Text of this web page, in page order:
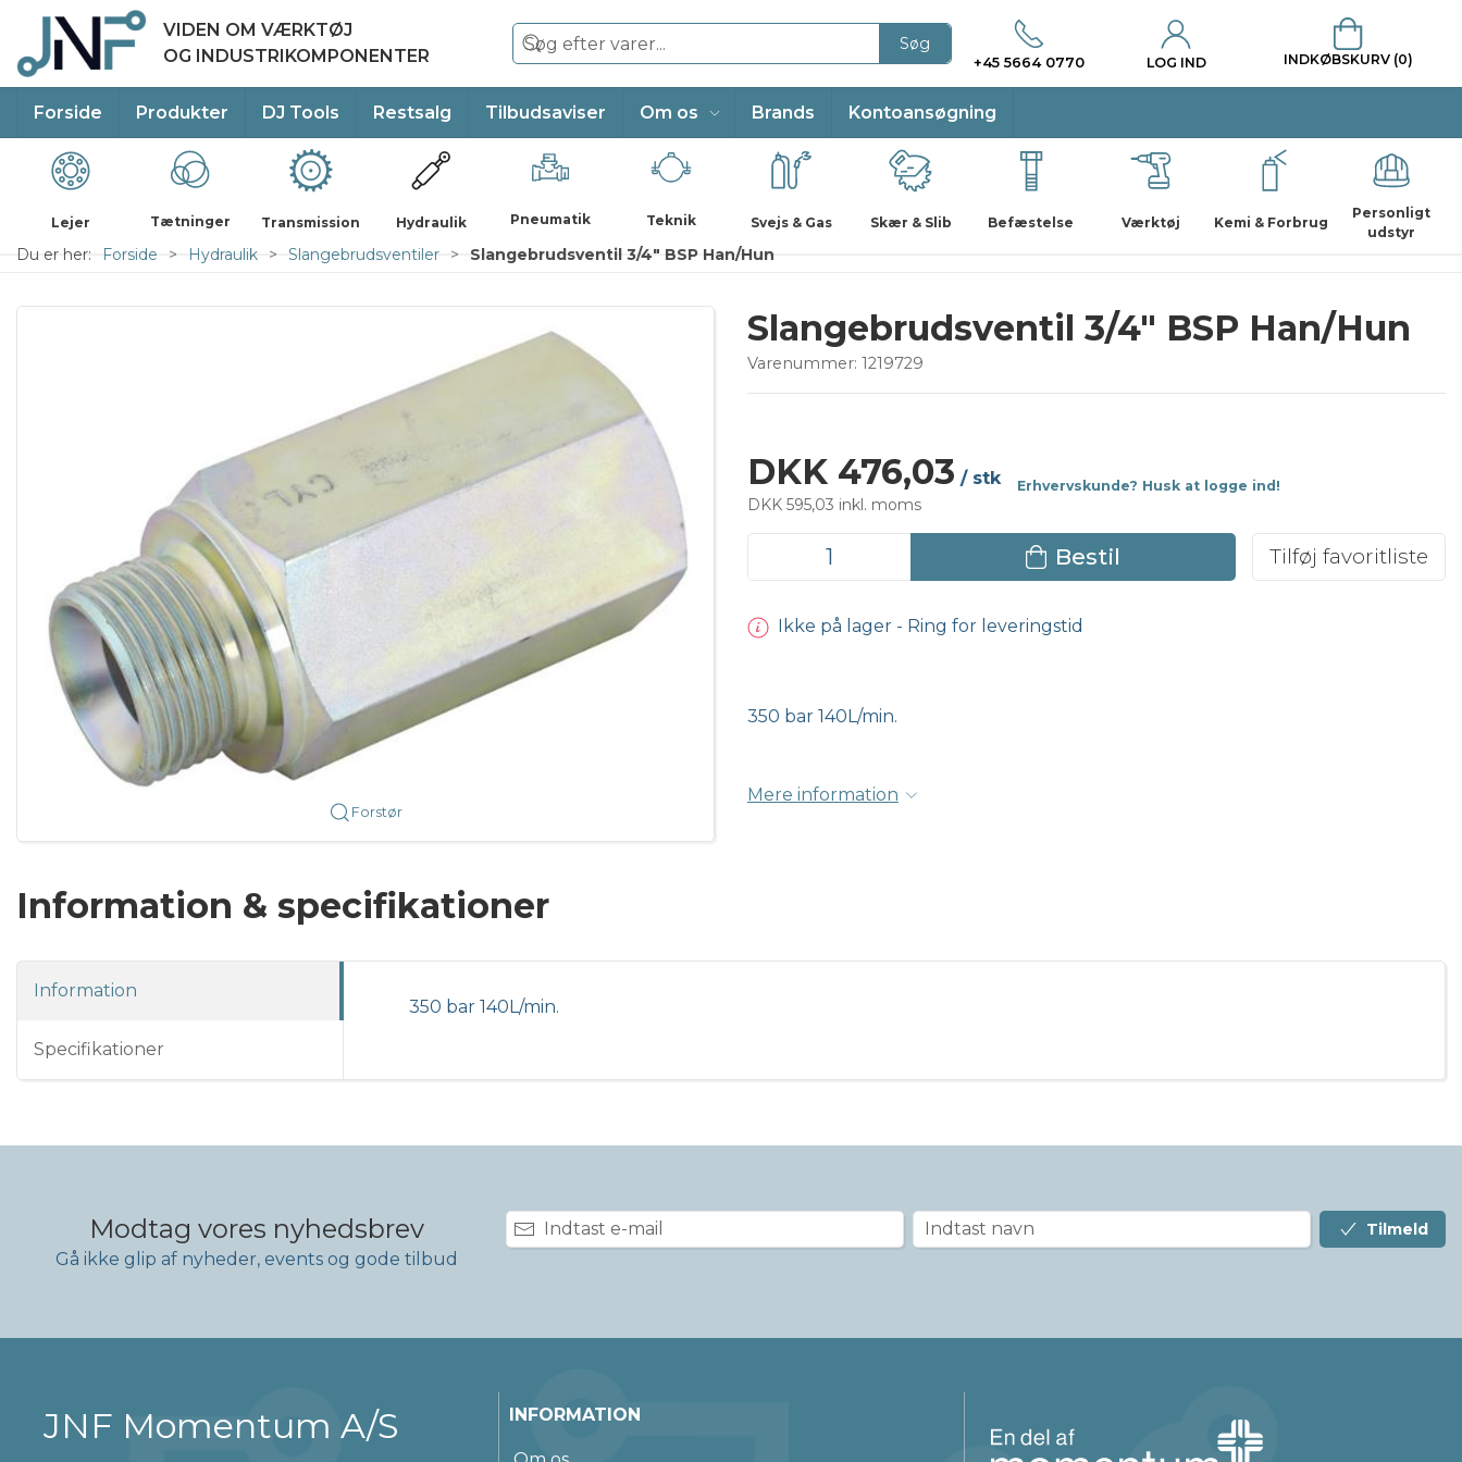
VIDEN OM VÆRKTØJ
OG INDUSTRIKOMPONENTER
Søg
+45 5664 0770 LOG IND INDKØBSKURV (0)
Forside Produkter DJ Tools Restsalg Tilbudsaviser Om os Brands Kontoansøgning
Lejer Tætninger Transmission Hydraulik Pneumatik Teknik Svejs & Gas Skær & Slib Befæstelse Værktøj Kemi & Forbrug
Personligt
udstyr
Du er her: Forside Hydraulik Slangebrudsventiler Slangebrudsventil 3/4" BSP Han/Hun
Forstør
Slangebrudsventil 3/4" BSP Han/Hun
Varenummer: 1219729
DKK 476,03 / stk Erhvervskunde? Husk at logge ind!
DKK 595,03 inkl. moms
Bestil Tilføj favoritliste
Ikke på lager - Ring for leveringstid
350 bar 140L/min.
Mere information
Information & specifikationer
Information
Specifikationer
350 bar 140L/min.
Modtag vores nyhedsbrev
Gå ikke glip af nyheder, events og gode tilbud
Tilmeld
JNF Momentum A/S INFORMATION